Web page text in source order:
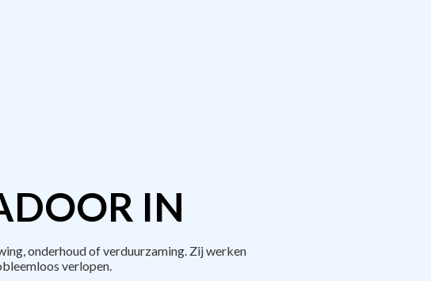
IN
onderhoud of verduurzaming. Zij werken
verlopen.